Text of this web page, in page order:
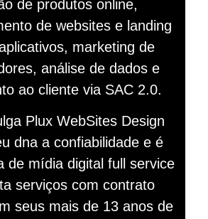
de produtos online,
de websites e landing
marketing de
análise de dados e
ao cliente via SAC 2.0.
Plux WebSites Design
dna a confiabilidade e é
de mídia digital full service
serviços com contrato
seus mais de 13 anos de